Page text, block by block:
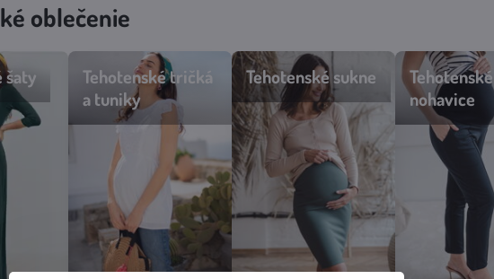
oblečenie
šaty
Tehotenské tričká
a tuniky
Tehotenské sukne
Tehotenské
nohavice